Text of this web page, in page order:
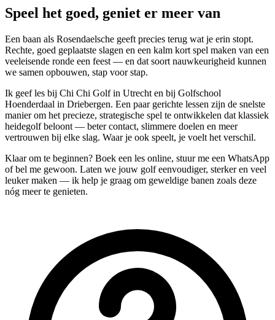
Speel het goed, geniet er meer van
Een baan als Rosendaelsche geeft precies terug wat je erin stopt.
Rechte, goed geplaatste slagen en een kalm kort spel maken van een
veeleisende ronde een feest — en dat soort nauwkeurigheid kunnen
we samen opbouwen, stap voor stap.
Ik geef les bij Chi Chi Golf in Utrecht en bij Golfschool
Hoenderdaal in Driebergen. Een paar gerichte lessen zijn de snelste
manier om het precieze, strategische spel te ontwikkelen dat klassiek
heidegolf beloont — beter contact, slimmere doelen en meer
vertrouwen bij elke slag. Waar je ook speelt, je voelt het verschil.
Klaar om te beginnen? Boek een les online, stuur me een WhatsApp
of bel me gewoon. Laten we jouw golf eenvoudiger, sterker en veel
leuker maken — ik help je graag om geweldige banen zoals deze
nóg meer te genieten.